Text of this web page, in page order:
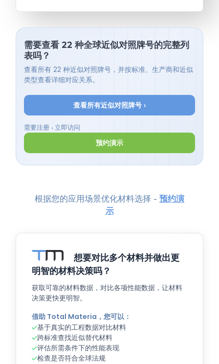
需要查看 22 种全球近似对照牌号的完整列
表吗？
查看所有 22 种近似对照牌号，并按标准、生产商和近似
类型查看详细对应关系。
查看所有近似对照牌号 ›
需要注册 • 立即访问
预约演示
根据您的应用场景优化材料选择 - 预约演
示
想要对比多个材料并做出更
明智的材料决策吗？
获取可靠的材料数据，对比各项性能数据，让材料
决策更快更明智。
借助 Total Materia，您可以：
基于真实的工程数据对比材料
跨标准查找近似替代材料
评估所需条件下的性能表现
检查是否符合全球法规